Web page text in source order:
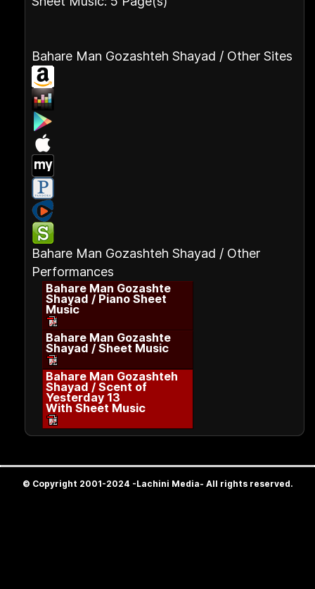
Bahare Man Gozashteh Shayad / Other Sites
Bahare Man Gozashteh Shayad / Other
Performances
Bahare Man Gozashte
Shayad / Piano Sheet
Music
Bahare Man Gozashte
Shayad / Sheet Music
Bahare Man Gozashteh
Shayad / Scent of
Yesterday 13
With Sheet Music
© Copyright 2001-2024 -Lachini Media- All rights reserved.